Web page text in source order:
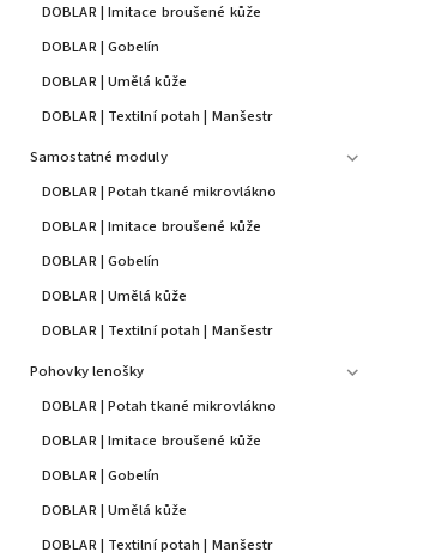
DOBLAR | Imitace broušené kůže
DOBLAR | Gobelín
DOBLAR | Umělá kůže
DOBLAR | Textilní potah | Manšestr
Samostatné moduly
DOBLAR | Potah tkané mikrovlákno
DOBLAR | Imitace broušené kůže
DOBLAR | Gobelín
DOBLAR | Umělá kůže
DOBLAR | Textilní potah | Manšestr
Pohovky lenošky
DOBLAR | Potah tkané mikrovlákno
DOBLAR | Imitace broušené kůže
DOBLAR | Gobelín
DOBLAR | Umělá kůže
DOBLAR | Textilní potah | Manšestr